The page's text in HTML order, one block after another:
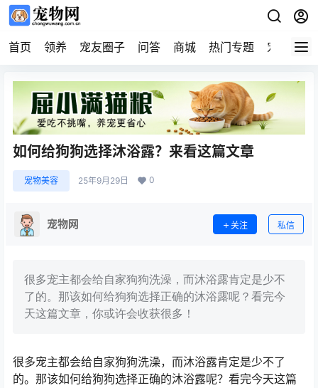
首页 领养 宠友圈子 问答 商城 热门专题 宠物企业
如何给狗狗选择沐浴露？来看这篇文章
宠物美容 25年9月29日 0
宠物网 关注 私信
很多宠主都会给自家狗狗洗澡，而沐浴露肯定是少不
了的。那该如何给狗狗选择正确的沐浴露呢？看完今
天这篇文章，你或许会收获很多！
很多宠主都会给自家狗狗洗澡，而沐浴露肯定是少不了
的。那该如何给狗狗选择正确的沐浴露呢？看完今天这篇